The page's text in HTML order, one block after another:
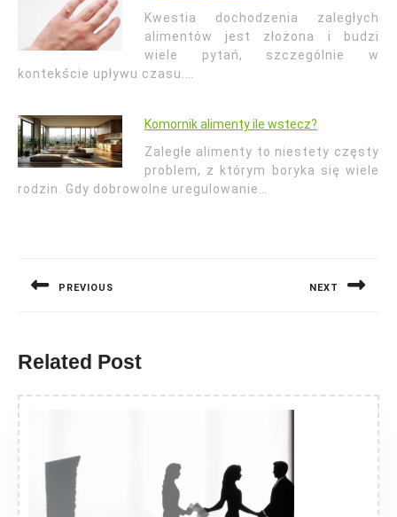
Kwestia dochodzenia zaległych
alimentów jest złożona i budzi
wiele pytań, szczególnie w
kontekście upływu czasu.…
Komornik alimenty ile wstecz?
Zaległe alimenty to niestety częsty
problem, z którym boryka się wiele
rodzin. Gdy dobrowolne uregulowanie…
PREVIOUS NEXT
Related Post